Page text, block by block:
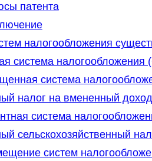
патента
налогообложения
система
система
налог на вмененный
система
сельскохозяйственный
систем